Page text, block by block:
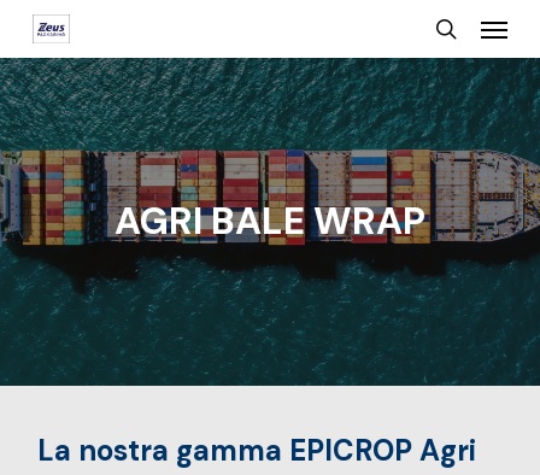
Skip
to
main
content
search
Menu
AGRI BALE WRAP
La nostra gamma EPICROP Agri